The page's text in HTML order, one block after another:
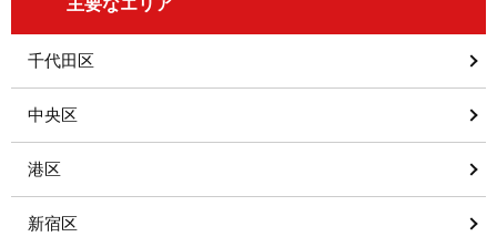
千代田区
中央区
港区
新宿区